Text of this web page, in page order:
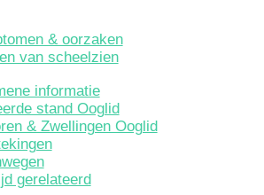
& oorzaken
van scheelzien
informatie
stand Ooglid
& Zwellingen Ooglid
gerelateerd